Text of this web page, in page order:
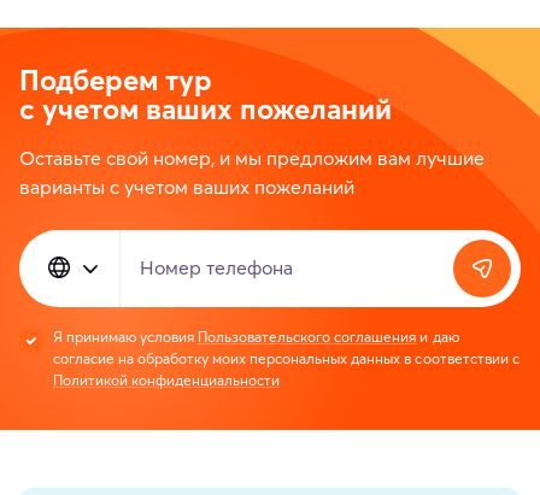
Подберем тур
с учетом ваших пожеланий
Оставьте свой номер, и мы предложим вам лучшие
варианты с учетом ваших пожеланий
Номер телефона
Я принимаю условия Пользовательского соглашения и даю
согласие на обработку моих персональных данных в соответствии с
Политикой конфиденциальности